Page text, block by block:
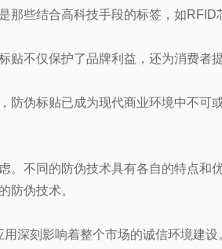
那些结合高科技手段的标签，如RFID
贴不仅保护了品牌利益，还为消费者
防伪标贴已成为现代商业环境中不可
不同的防伪技术具有各自的特点和优
防伪技术。
深刻影响着整个市场的诚信环境建设